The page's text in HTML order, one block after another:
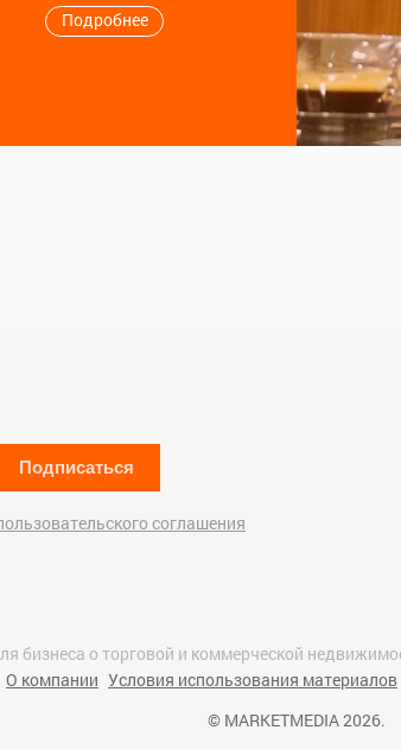
Подробнее
Подписаться
соглашения
бизнеса о торговой и коммерческой
О компании Условия использования материалов
© MARKETMEDIA 2026.